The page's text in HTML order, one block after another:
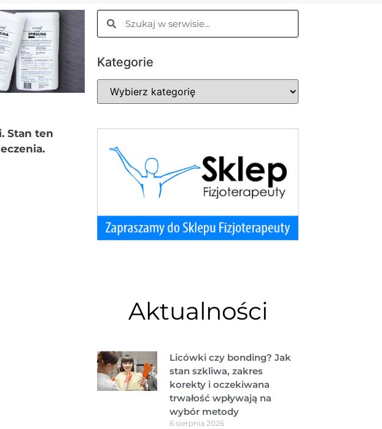
Stan ten
Kategorie
Aktualności
Licówki czy bonding? Jak
stan szkliwa, zakres
korekty i oczekiwana
trwałość wpływają na
wybór metody
6 sierpnia 2026